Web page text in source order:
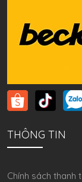
THÔNG TIN
Chính sách thanh